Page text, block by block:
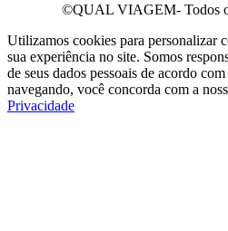
©QUAL VIAGEM- Todos
Utilizamos cookies para personalizar
sua experiência no site. Somos
de seus dados pessoais de acordo
navegando, você concorda com a
Privacidade